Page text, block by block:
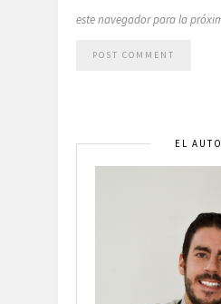
este navegador para la
EL